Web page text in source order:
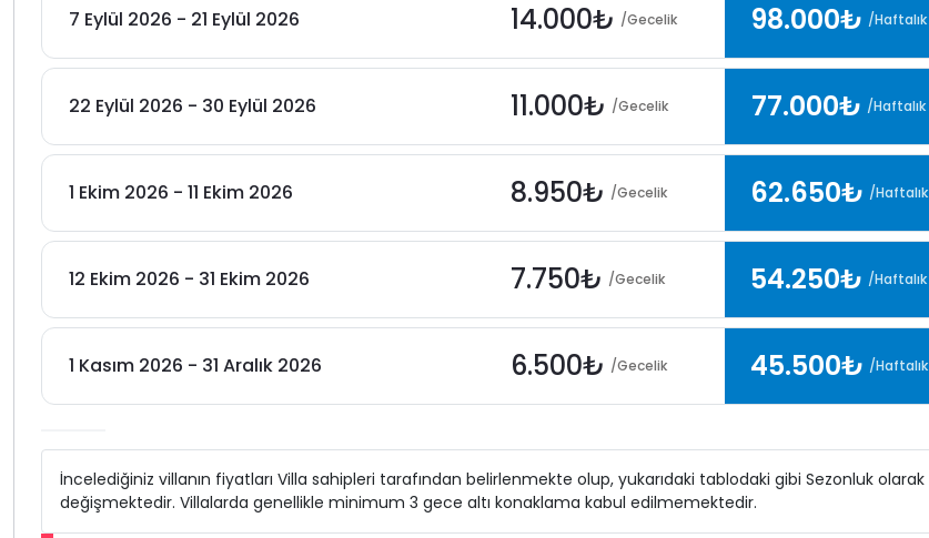
7 Eylül 2026 - 21 Eylül 2026 14.000₺ /Gecelik 98.000₺ /Haftalık
22 Eylül 2026 - 30 Eylül 2026 11.000₺ /Gecelik 77.000₺ /Haftalık
1 Ekim 2026 - 11 Ekim 2026 8.950₺ /Gecelik 62.650₺ /Haftalık
12 Ekim 2026 - 31 Ekim 2026 7.750₺ /Gecelik 54.250₺ /Haftalık
1 Kasım 2026 - 31 Aralık 2026 6.500₺ /Gecelik 45.500₺ /Haftalık
İncelediğiniz villanın fiyatları Villa sahipleri tarafından belirlenmekte olup, yukarıdaki tablodaki gibi Sezonluk olarak
değişmektedir. Villalarda genellikle minimum 3 gece altı konaklama kabul edilmemektedir.